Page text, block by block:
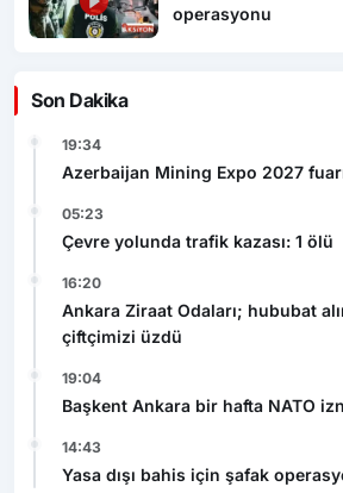
operasyonu
Son Dakika
19:34
Azerbaijan Mining Expo 2027
05:23
Çevre yolunda trafik kazası: 1 ölü
16:20
Ankara Ziraat Odaları; hububat
çiftçimizi üzdü
19:04
Başkent Ankara bir hafta NATO
14:43
Yasa dışı bahis için şafak